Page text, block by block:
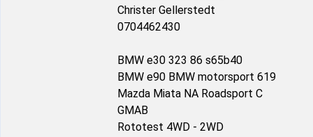
Christer Gellerstedt
0704462430
BMW e30 323 86 s65b40
BMW e90 BMW motorsport 619
Mazda Miata NA Roadsport C
GMAB
Rototest 4WD - 2WD